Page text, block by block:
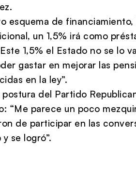
esquema de
un 1,5% irá como
1,5% el Estado no se lo
gastar en mejorar las
en la ley”.
postura del Partido
“Me parece un poco
de participar en las
se logró”.